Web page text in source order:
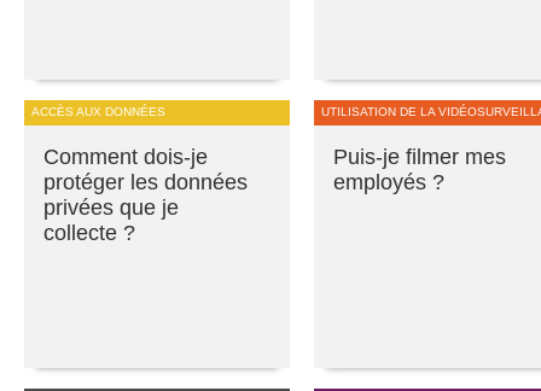
ACCÈS AUX DONNÉES
Comment dois-je
protéger les données
privées que je
collecte ?
UTILISATION DE LA
Puis-je filmer mes
employés ?